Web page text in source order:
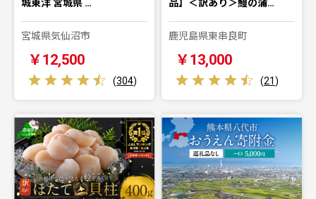
城東洋 宮城県 …
宮城県気仙沼市
￥12,500
(304)
品】＜訳あり＞鰻の蒲…
鹿児島県東串良町
￥13,000
(21)